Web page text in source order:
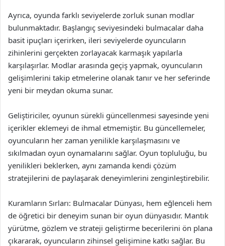
Ayrıca, oyunda farklı seviyelerde zorluk sunan modlar
bulunmaktadır. Başlangıç seviyesindeki bulmacalar daha
basit ipuçları içerirken, ileri seviyelerde oyuncuların
zihinlerini gerçekten zorlayacak karmaşık yapılarla
karşılaşırlar. Modlar arasında geçiş yapmak, oyuncuların
gelişimlerini takip etmelerine olanak tanır ve her seferinde
yeni bir meydan okuma sunar.
Geliştiriciler, oyunun sürekli güncellenmesi sayesinde yeni
içerikler eklemeyi de ihmal etmemiştir. Bu güncellemeler,
oyuncuların her zaman yenilikle karşılaşmasını ve
sıkılmadan oyun oynamalarını sağlar. Oyun topluluğu, bu
yenilikleri beklerken, aynı zamanda kendi çözüm
stratejilerini de paylaşarak deneyimlerini zenginleştirebilir.
Kuramların Sırları: Bulmacalar Dünyası, hem eğlenceli hem
de öğretici bir deneyim sunan bir oyun dünyasıdır. Mantık
yürütme, gözlem ve strateji geliştirme becerilerini ön plana
çıkararak, oyuncuların zihinsel gelişimine katkı sağlar. Bu